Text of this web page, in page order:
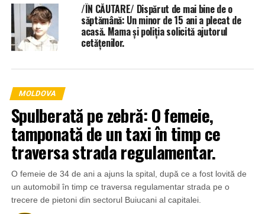
/ÎN CĂUTARE/ Dispărut de mai bine de o
săptămână: Un minor de 15 ani a plecat de
acasă. Mama și poliția solicită ajutorul
cetățenilor.
MOLDOVA
Spulberată pe zebră: O femeie,
tamponată de un taxi în timp ce
traversa strada regulamentar.
O femeie de 34 de ani a ajuns la spital, după ce a fost lovită de
un automobil în timp ce traversa regulamentar strada pe o
trecere de pietoni din sectorul Buiucani al capitalei.